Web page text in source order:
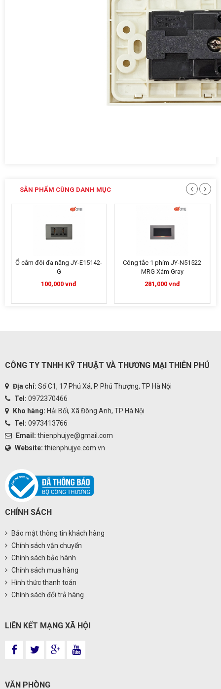
SẢN PHẨM CÙNG DANH MỤC
Ổ cắm đôi đa năng JY-E15142-
G
100,000 vnđ
Công tắc 1 phím JY-N51522
MRG Xám Gray
281,000 vnđ
CÔNG TY TNHH KỸ THUẬT VÀ THƯƠNG MẠI THIÊN PHÚ
Địa chỉ: Số C1, 17 Phú Xá, P. Phú Thượng, TP Hà Nội
Tel: 0972370466
Kho hàng: Hải Bối, Xã Đông Anh, TP Hà Nội
Tel: 0973413766
Email: thienphujye@gmail.com
Website: thienphujye.com.vn
CHÍNH SÁCH
Bảo mật thông tin khách hàng
Chính sách vận chuyển
Chính sách bảo hành
Chính sách mua hàng
Hình thức thanh toán
Chính sách đổi trả hàng
LIÊN KẾT MẠNG XÃ HỘI
VĂN PHÒNG